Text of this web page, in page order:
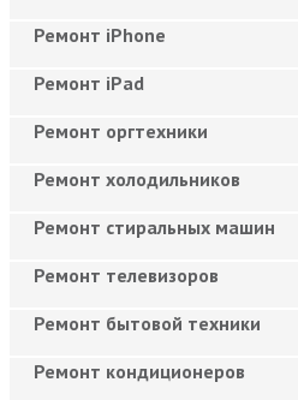
Ремонт iPhone
Ремонт iPad
Ремонт оргтехники
Ремонт холодильников
Ремонт стиральных машин
Ремонт телевизоров
Ремонт бытовой техники
Ремонт кондиционеров